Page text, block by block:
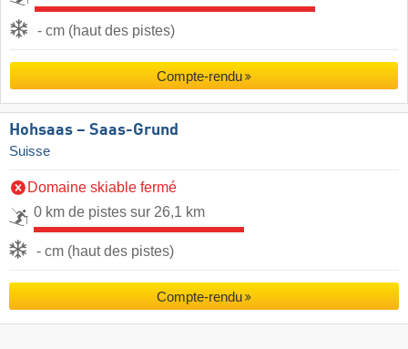
- cm (haut des pistes)
Compte-rendu
Hohsaas – Saas-Grund
Suisse
Domaine skiable fermé
0 km de pistes sur 26,1 km
- cm (haut des pistes)
Compte-rendu